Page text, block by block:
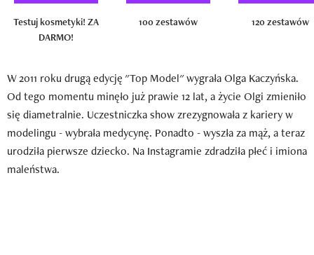
Testuj kosmetyki! ZA
DARMO!
100 zestawów 120 zestawów
W 2011 roku drugą edycję "Top Model" wygrała Olga Kaczyńska.
Od tego momentu minęło już prawie 12 lat, a życie Olgi zmieniło
się diametralnie. Uczestniczka show zrezygnowała z kariery w
modelingu - wybrała medycynę. Ponadto - wyszła za mąż, a teraz
urodziła pierwsze dziecko. Na Instagramie zdradziła płeć i imiona
maleństwa.